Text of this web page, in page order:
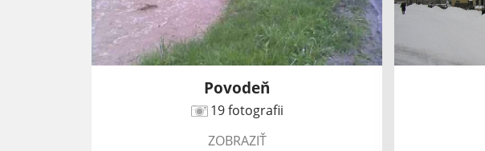
Povodeň
19 fotografii
ZOBRAZIŤ